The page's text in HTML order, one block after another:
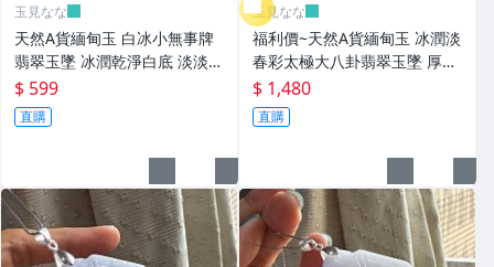
玉見なな
天然A貨緬甸玉 白冰小無事牌
翡翠玉墜 冰潤乾淨白底 淡淡綠
點綴 小小的 易配戴無壓力
$ 599
直購
玉見なな
福利價~天然A貨緬甸玉 冰潤淡
春彩太極大八卦翡翠玉墜 厚庄
起冰有水頭 紫亮 淡綠帶黃 色
帶灰感
$ 1,480
直購